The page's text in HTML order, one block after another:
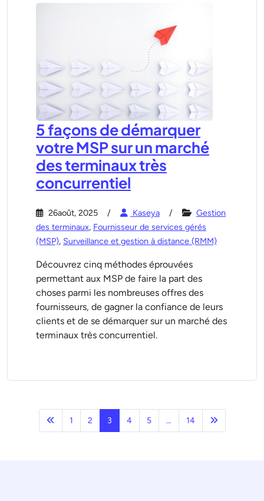
5 façons de démarquer
votre MSP sur un marché
des terminaux très
concurrentiel
26août, 2025 Kaseya
Gestion
des terminaux, Fournisseur de services gérés
(MSP), Surveillance et gestion à distance (RMM)
Découvrez cinq méthodes éprouvées
permettant aux MSP de faire la part des
choses parmi les nombreuses offres des
fournisseurs, de gagner la confiance de leurs
clients et de se démarquer sur un marché des
terminaux très concurrentiel.
Précédent
1 2 3 4 5 … 14 Page